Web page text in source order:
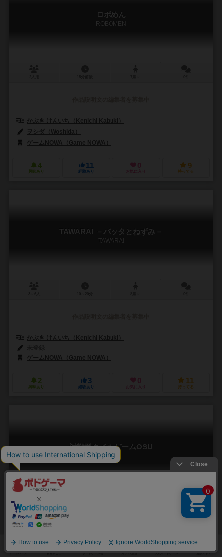
ロボめん
ROBOMEN
かぶき けんいち（Kenichi Kabuki）
ヲシダ（Woshida）
ゲームNOWA（Game NOWA）
4
興味あり
11
経験あり
0
お気に入り
9
持ってる
TAWARA! －バッタとねずみ－
TAWARA!
かぶき けんいち（Kenichi Kabuki）
ゲームNOWA（Game NOWA）
2
興味あり
3
経験あり
0
お気に入り
11
持ってる
対戦型タイルゲームOSU
osu
2～4人
未登録